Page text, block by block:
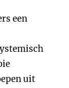
een
uit